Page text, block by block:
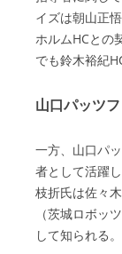
イズは朝山正
ホルムHCとの
でも鈴木裕紀
山口パッツ
一方、山口パ
者として活躍
枝折氏は佐々
（茨城ロボッ
して知られる